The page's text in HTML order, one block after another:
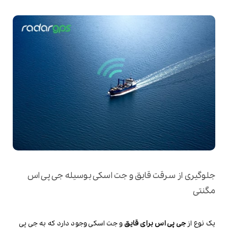
جلوگیری از سرقت قایق و جت اسکی بوسیله جی پی اس
مگنتی
یک نوع ازجی پی اس برای قایق و جت اسکی وجود دارد که به جی پی